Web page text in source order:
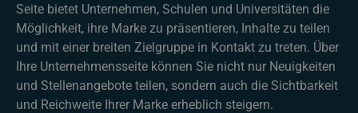
Seite bietet Unternehmen, Schulen und Universitäten die
Möglichkeit, ihre Marke zu präsentieren, Inhalte zu teilen
und mit einer breiten Zielgruppe in Kontakt zu treten. Über
Ihre Unternehmensseite können Sie nicht nur Neuigkeiten
und Stellenangebote teilen, sondern auch die Sichtbarkeit
und Reichweite Ihrer Marke erheblich steigern.